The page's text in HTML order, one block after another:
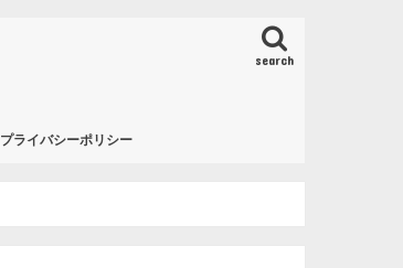
search
プライバシーポリシー